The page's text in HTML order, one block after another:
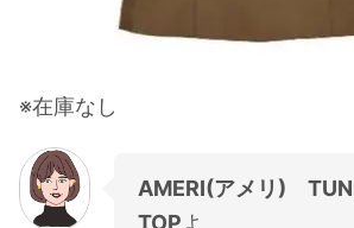
※在庫なし
AMERI(アメリ)
TOPよ